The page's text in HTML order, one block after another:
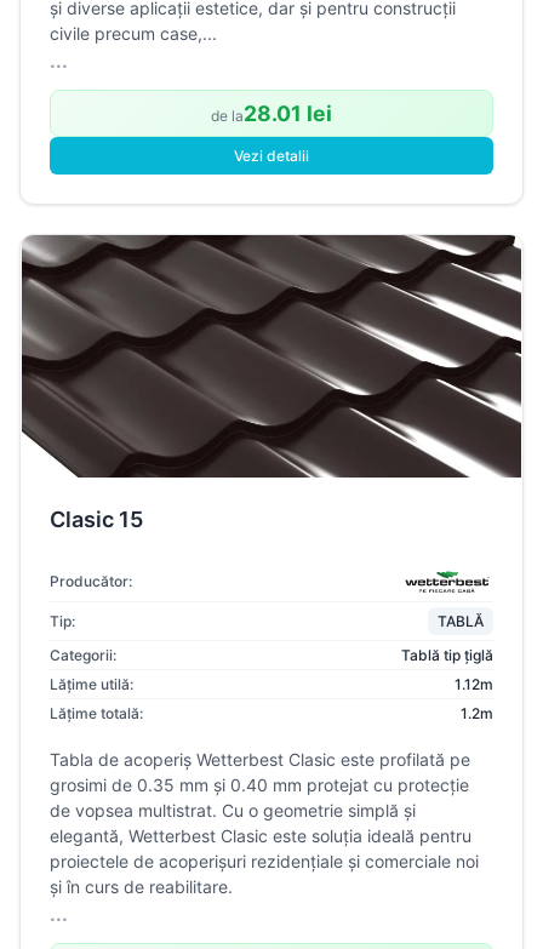
și diverse aplicații estetice, dar și pentru construcții
civile precum case,...
...
de la28.01 lei
Vezi detalii
Clasic 15
Producător:
Tip:
TABLĂ
Categorii:
Tablă tip țiglă
Lățime utilă:
1.12m
Lățime totală:
1.2m
Tabla de acoperiș Wetterbest Clasic este profilată pe
grosimi de 0.35 mm și 0.40 mm protejat cu protecție
de vopsea multistrat. Cu o geometrie simplă și
elegantă, Wetterbest Clasic este soluția ideală pentru
proiectele de acoperișuri rezidențiale și comerciale noi
și în curs de reabilitare.
...